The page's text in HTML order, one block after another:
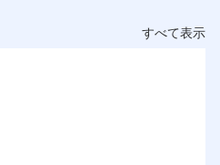
すべて表示